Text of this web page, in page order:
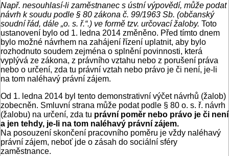
Např. nesouhlasí-li zaměstnanec s ústní výpovědí, může podat
návrh k soudu podle § 80 zákona č. 99/1963 Sb. (občanský
soudní řád, dále „o. s. ř.“.) ve formě tzv. určovací žaloby. Toto
ustanovení bylo od 1. ledna 2014 změněno. Před tímto dnem
bylo možné návrhem na zahájení řízení uplatnit, aby bylo
rozhodnuto soudem zejména o splnění povinnosti, která
vyplývá ze zákona, z právního vztahu nebo z porušení práva
nebo o určení, zda tu právní vztah nebo právo je či není, je-li
na tom naléhavý právní zájem.
Od 1. ledna 2014 byl tento demonstrativní výčet návrhů (žalob)
zobecněn. Smluvní strana může podat podle § 80 o. s. ř. návrh
(žalobu) na určení, zda tu právní poměr nebo právo je či není
a jen tehdy, je-li na tom naléhavý právní zájem.
Na posouzení skončení pracovního poměru je vždy naléhavý
právní zájem, neboť jde o zásah do sociální sféry
zaměstnance.